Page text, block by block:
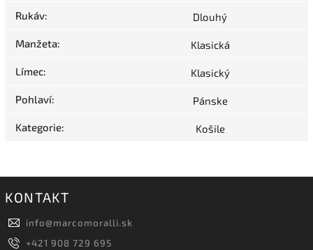
Rukáv: Dlouhý
Manžeta: Klasická
Límec: Klasický
Pohlaví: Pánske
Kategorie: Košile
KONTAKT
info@marcomoralli.sk
+421 908 729 695